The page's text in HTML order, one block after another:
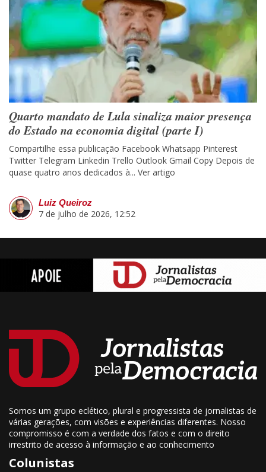
Quarto mandato de Lula sinaliza maior presença
do Estado na economia digital (parte I)
Compartilhe essa publicação Facebook Whatsapp Pinterest
Twitter Telegram Linkedin Trello Outlook Gmail Copy Depois de
quase quatro anos dedicados à... Ver artigo
Luiz Queiroz
7 de julho de 2026, 12:52
Somos um grupo eclético, plural e progressista de jornalistas de
várias gerações, com visões e experiências diferentes. Nosso
compromisso é com a verdade dos fatos e com o direito
irrestrito de acesso à informação e ao conhecimento
Colunistas